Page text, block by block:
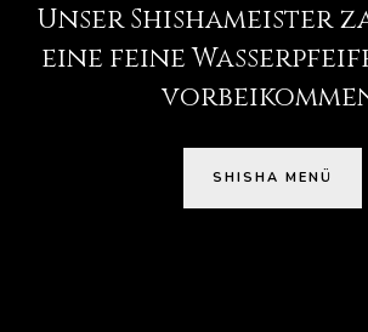
Unser Shishameister
eine feine
SHISHA MENÜ